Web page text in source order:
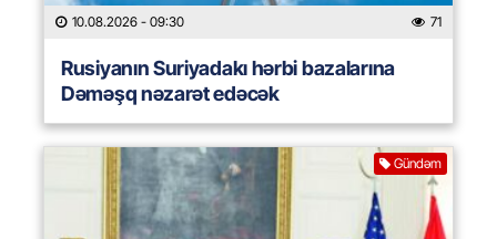
10.08.2026 - 09:30 71
Rusiyanın Suriyadakı hərbi bazalarına
Dəməşq nəzarət edəcək
Gündəm